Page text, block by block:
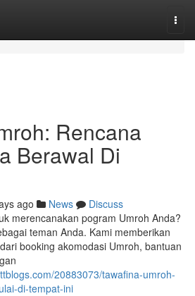
Rencana
Berawal Di
ago News
Discuss
merencanakan pogram Umroh Anda?
teman Anda. Kami memberikan
booking akomodasi Umroh, bantuan
20883073/tawafina-umroh-
di-tempat-ini